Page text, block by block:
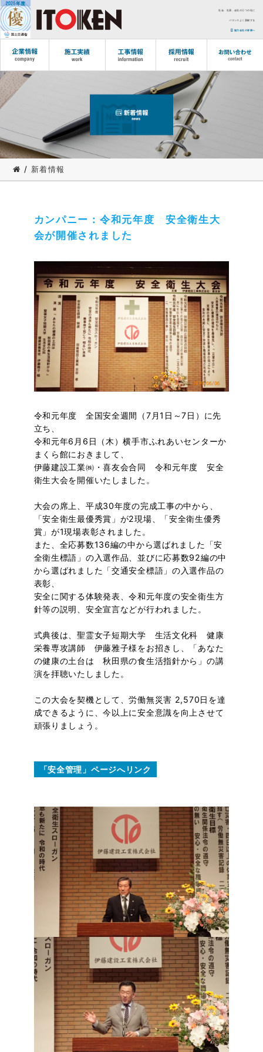
社会、社員、会社の三つの社に
バランスよく貢献する
協力会社の皆様へ
/ 新着情報
カンパニー：令和元年度 安全衛生大
会が開催されました
令和元年度 全国安全週間（7月1日～7日）に先
立ち、
令和元年6月6日（木）横手市ふれあいセンターか
まくら館におきまして、
伊藤建設工業㈱・喜友会合同 令和元年度 安全
衛生大会を開催いたしました。
大会の席上、平成30年度の完成工事の中から、
「安全衛生最優秀賞」が2現場、「安全衛生優秀
賞」が1現場表彰されました。
また、全応募数136編の中から選ばれました「安
全衛生標語」の入選作品、並びに応募数92編の中
から選ばれました「交通安全標語」の入選作品の
表彰、
安全に関する体験発表、令和元年度の安全衛生方
針等の説明、安全宣言などが行われました。
式典後は、聖霊女子短期大学 生活文化科 健康
栄養専攻講師 伊藤雅子様をお招きし、「あなた
の健康の土台は 秋田県の食生活指針から」の講
演を拝聴いたしました。
この大会を契機として、労働無災害 2,570日を達
成できるように、今以上に安全意識を向上させて
頑張りましょう。
「安全管理」ページへリンク